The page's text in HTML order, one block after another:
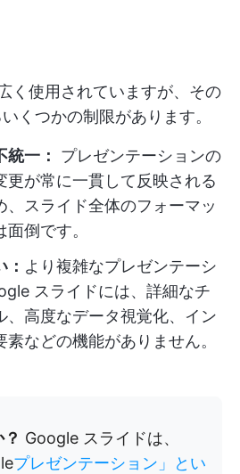
く使用されていますが、その
くつかの制限があります。
一：
プレゼンテーションの
更が常に一貫して反映される
、スライド全体のフォーマッ
倒です。
より複雑なプレゼンテーシ
スライドには、詳細なチ
、高度なデータ視覚化、イン
などの機能がありません。
Google スライドは、
プレゼンテーション」とい